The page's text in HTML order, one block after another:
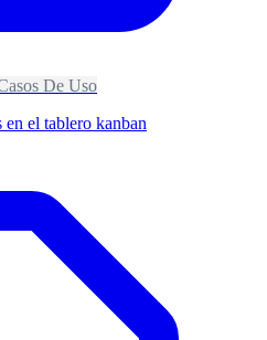
De Uso
el tablero kanban